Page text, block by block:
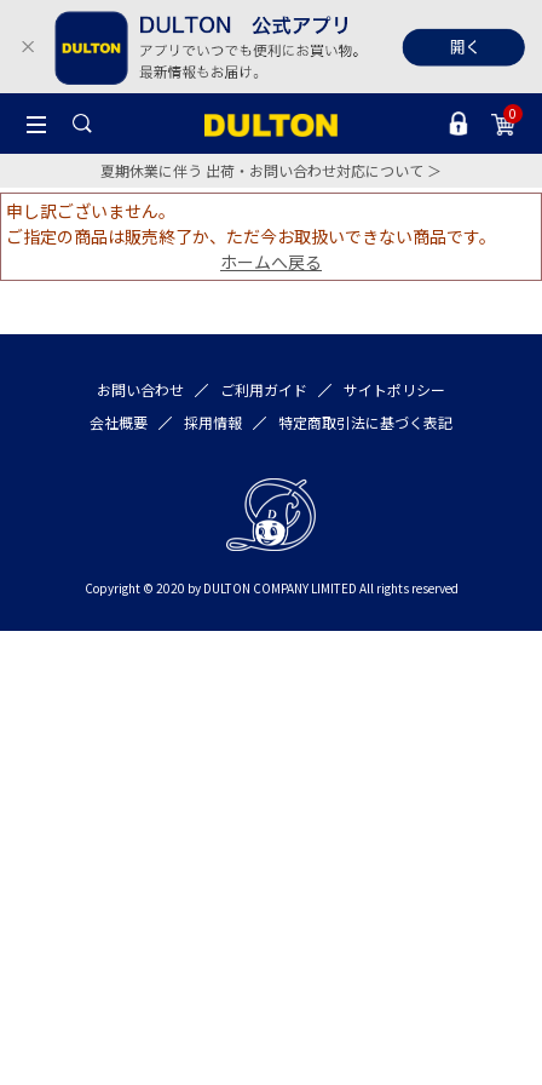
0
夏期休業に伴う 出荷・お問い合わせ対応について ＞
申し訳ございません。
ご指定の商品は販売終了か、ただ今お取扱いできない商品です。
ホームへ戻る
お問い合わせ ご利用ガイド
サイトポリシー
会社概要
採用情報 特定商取引法に基づく表記
Copyright © 2020 by DULTON COMPANY LIMITED All rights reserved